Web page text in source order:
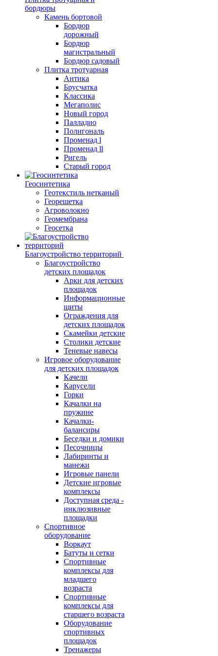
бордюры
Камень бортовой
Бордюр
дорожный
Бордюр
магистральный
Бордюр садовый
Плитка тротуарная
Антика
Брусчатка
Классика
Мегаполис
Новый город
Палладио
Полигональ
Променад l
Променад ll
Ригель
Старый город
Геосинтетика
Геотекстиль нетканый
Георешетка
Агроволокно
Геомембрана
Геосетка
Благоустройство территорий
Благоустройство
детских площадок
Арки для детских
площадок
Информационные
щиты
Ограждения для
детских площадок
Скамейки детские
Столики детские
Теневые навесы
Игровое оборудование
для детских площадок
Качели
Карусели
Горки
Качалки на
пружине
Качалки-
балансиры
Беседки и домики
Песочницы
Лабиринты и
манежи
Игровые панели
Детские игровые
комплексы
Доступная среда -
инклюзивные
площадки
Спортивное
оборудование
Воркаут
Батуты и сетки
Спортивные
комплексы для
младшего
возраста
Спортивные
комплексы для
старшего возраста
Оборудование
спортивных
площадок
Тренажеры